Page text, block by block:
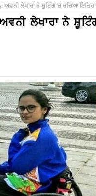
ਅਵਨੀ ਲੇਖਾਰਾ ਨੇ ਸ਼ੂਟਿੰਗ ‘ਚ ਰਚਿਆ
ਲੇਖਾਰਾ ਨੇ